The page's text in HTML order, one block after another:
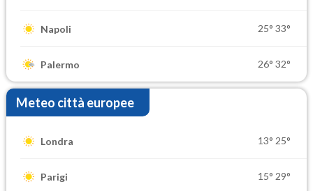
Napoli 25° 33°
Palermo 26° 32°
Meteo città europee
Londra 13° 25°
Parigi 15° 29°